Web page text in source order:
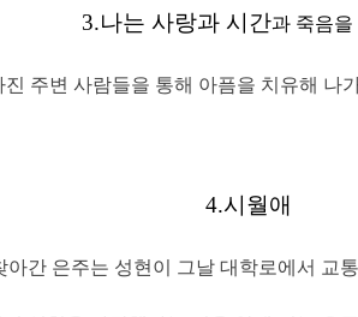
3.나는 사랑과 시간과 죽음을
진 주변 사람들을 통해 아픔을 치유해 나
4.시월애
아간 은주는 성현이 그날 대학로에서 교